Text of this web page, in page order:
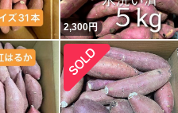
2,300円